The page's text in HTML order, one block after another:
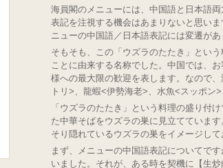
海員閣のメニューには、中国語と日本語
表記を注視する機会はあまりないと思い
ニューの中国語／日本語表記には変遷があ
そもそも、この「ウズラのたたき」とい
ことに由来する名称でした。中国では、
様への最大限の歓迎を表します。なので
トリ>、龍蝦<伊勢海老>、水魚<スッポン
「ウズラのたたき」という料理の盛り付
た中華そばをウズラの巣に見立てていま
そり隠れているウズラの巣をイメージして
まず、メニューの中国語表記についてで
いました。それが、ある時を契機に【生炒